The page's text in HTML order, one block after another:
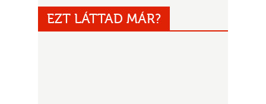
EZT LÁTTAD MÁR?